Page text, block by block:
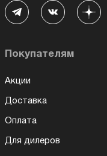
Покупателям
Акции
Доставка
Оплата
Для дилеров